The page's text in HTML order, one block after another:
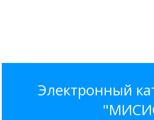
Электронный